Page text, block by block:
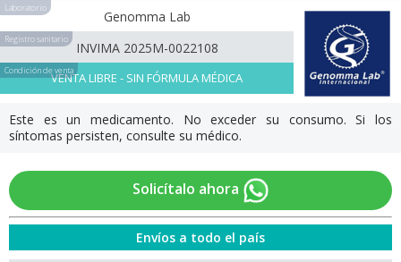
Laboratorio
Genomma Lab
Registro sanitario
INVIMA 2025M-0022108
Condición de ventaVENTA LIBRE - SIN FÓRMULA MÉDICA
Este es un medicamento. No exceder su consumo. Si los
síntomas persisten, consulte su médico.
Solicítalo ahora
Envíos a todo el país